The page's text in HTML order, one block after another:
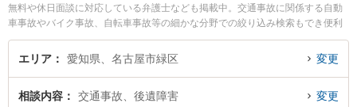
無料や休日面談に対応している弁護士なども掲載中。交通事故に関係する自動
車事故やバイク事故、自転車事故等の細かな分野での絞り込み検索もでき便利
です。特にさんずい法律事務所の山田 瑞樹弁護士や緑オリーブ法律事務所の亀
井 千恵子弁護士、緑オリーブ法律事務所の濱嶌 将周弁護士のプロフィール情報
ラブル解決の実績豊富な近くの弁護士を検索したい』『初回相談無料で後遺障
エリア 愛知県、名古屋市緑区 変更
相談内容 交通事故、後遺障害 変更